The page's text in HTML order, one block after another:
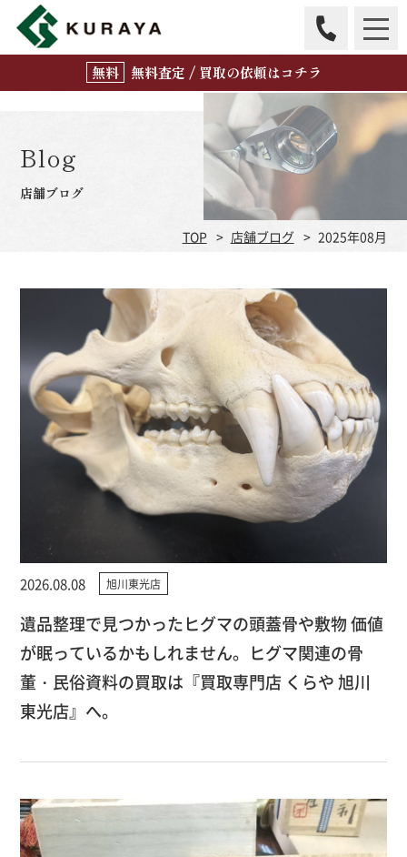
無料査定 / 買取の依頼はコチラ
Blog
店舗ブログ
TOP 店舗ブログ 2025年08月
2026.08.08 旭川東光店
遺品整理で見つかったヒグマの頭蓋骨や敷物 価値
が眠っているかもしれません。ヒグマ関連の骨
董・民俗資料の買取は『買取専門店 くらや 旭川
東光店』へ。